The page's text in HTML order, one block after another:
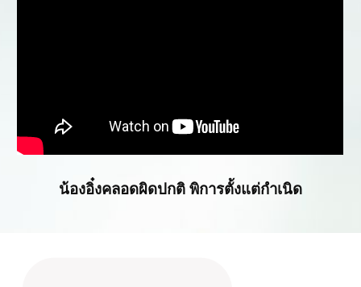
น้องอิ๋งคลอดผิดปกติ พิการตั้งแต่กำเนิด